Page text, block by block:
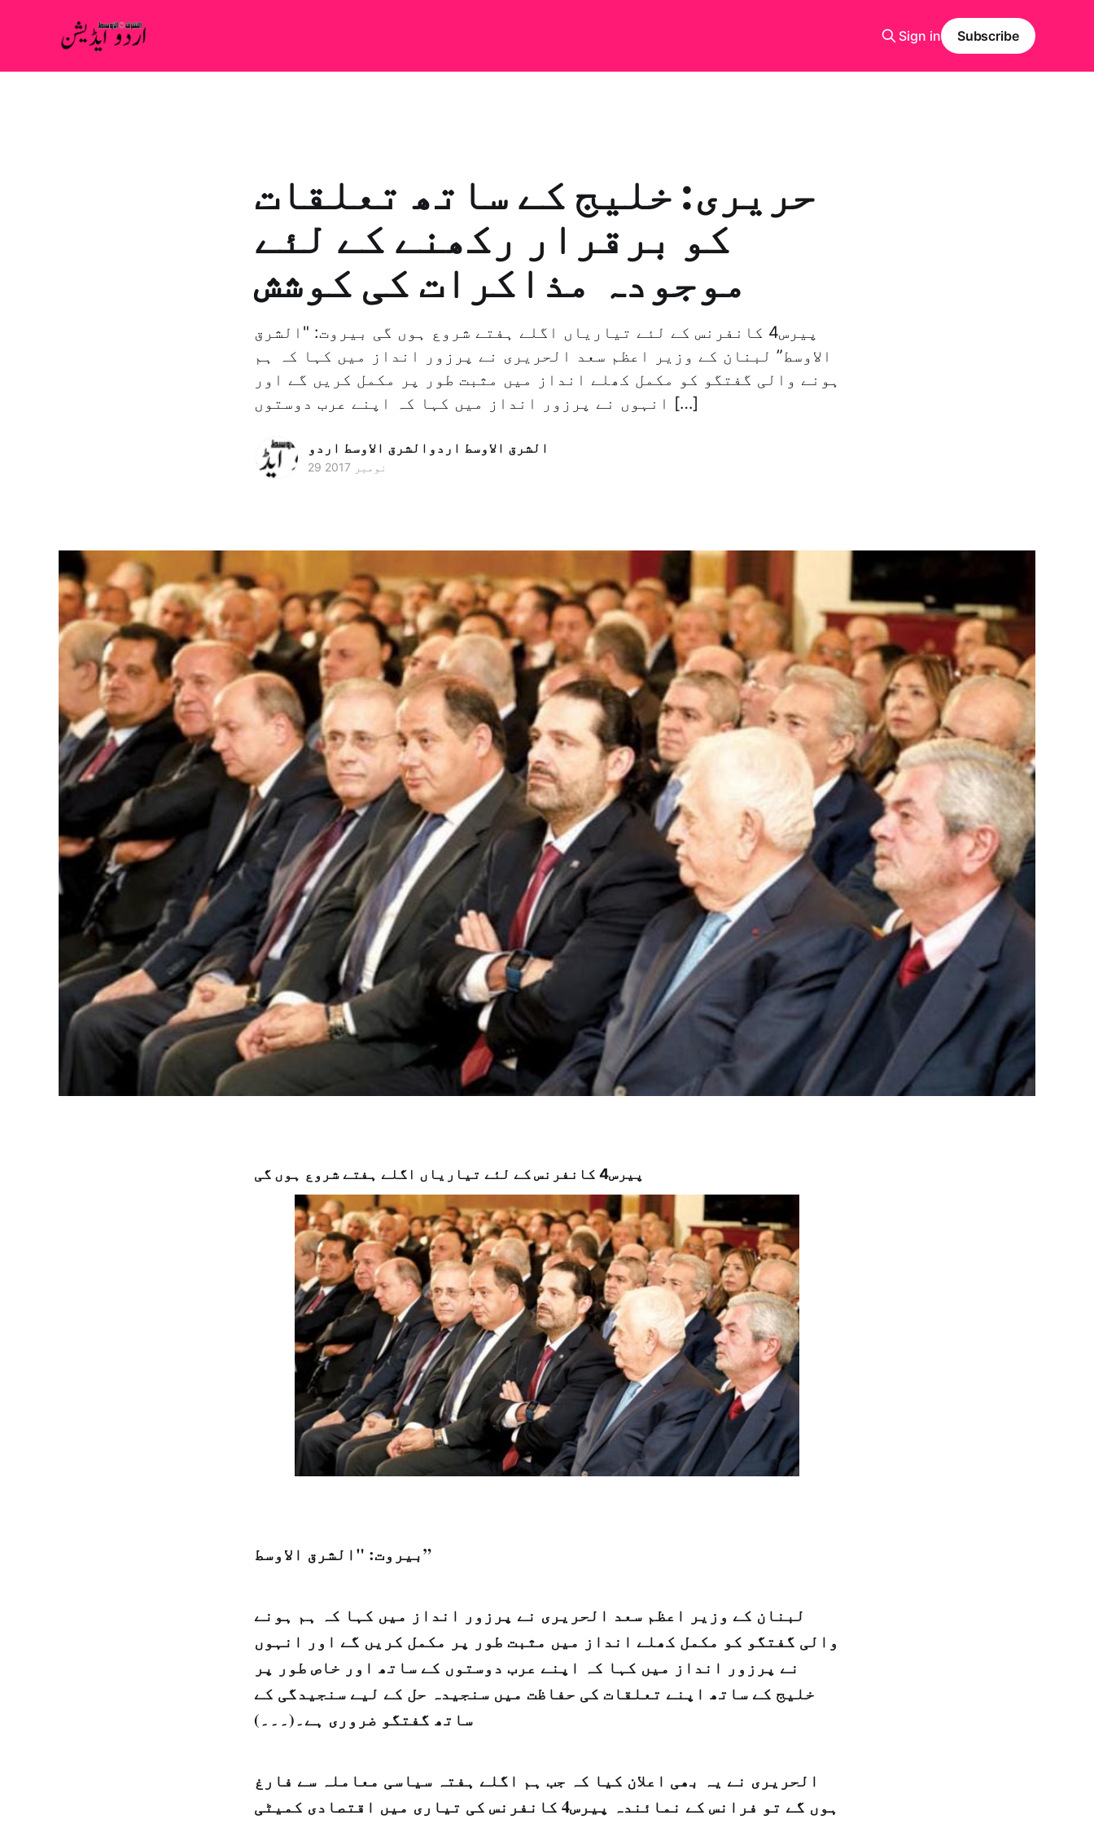
Sign in Subscribe
حریری: خلیج کے ساتھ تعلقات
کو برقرار رکھنے کے لئے
موجودہ مذاکرات کی کوشش
پیرس4 کانفرنس کے لئے تیاریاں اگلے ہفتے شروع ہوں گی بیروت: "الشرق
الاوسط” لبنان کے وزیر اعظم سعد الحریری نے پرزور انداز میں کہا کہ ہم
ہونے والی گفتگو کو مکمل کھلے انداز میں مثبت طور پر مکمل کریں گے اور
انہوں نے پرزور انداز میں کہا کہ اپنے عرب دوستوں […]
الشرق الاوسط اردوالشرق الاوسط اردو
29 نومبر 2017
پیرس4 کانفرنس کے لئے تیاریاں اگلے ہفتے شروع ہوں گی
بیروت: "الشرق الاوسط”
لبنان کے وزیر اعظم سعد الحریری نے پرزور انداز میں کہا کہ ہم ہونے
والی گفتگو کو مکمل کھلے انداز میں مثبت طور پر مکمل کریں گے اور انہوں
نے پرزور انداز میں کہا کہ اپنے عرب دوستوں کے ساتھ اور خاص طور پر
خلیج کے ساتھ اپنے تعلقات کی حفاظت میں سنجیدہ حل کے لیے سنجیدگی کے
ساتھ گفتگو ضروری ہے۔(۔۔۔)
الحریری نے یہ بھی اعلان کیا کہ جب ہم اگلے ہفتہ سیاسی معاملہ سے فارغ
ہوں گے تو فرانس کے نمائندہ پیرس4 کانفرنس کی تیاری میں اقتصادی کمیٹی